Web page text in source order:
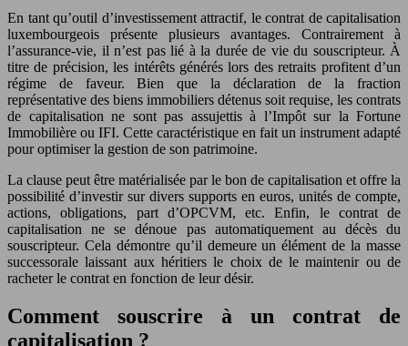
En tant qu’outil d’investissement attractif, le contrat de capitalisation
luxembourgeois présente plusieurs avantages. Contrairement à
l’assurance-vie, il n’est pas lié à la durée de vie du souscripteur. À
titre de précision, les intérêts générés lors des retraits profitent d’un
régime de faveur. Bien que la déclaration de la fraction
représentative des biens immobiliers détenus soit requise, les contrats
de capitalisation ne sont pas assujettis à l’Impôt sur la Fortune
Immobilière ou IFI. Cette caractéristique en fait un instrument adapté
pour optimiser la gestion de son patrimoine.
La clause peut être matérialisée par le bon de capitalisation et offre la
possibilité d’investir sur divers supports en euros, unités de compte,
actions, obligations, part d’OPCVM, etc. Enfin, le contrat de
capitalisation ne se dénoue pas automatiquement au décès du
souscripteur. Cela démontre qu’il demeure un élément de la masse
successorale laissant aux héritiers le choix de le maintenir ou de
racheter le contrat en fonction de leur désir.
Comment souscrire à un contrat de
capitalisation ?